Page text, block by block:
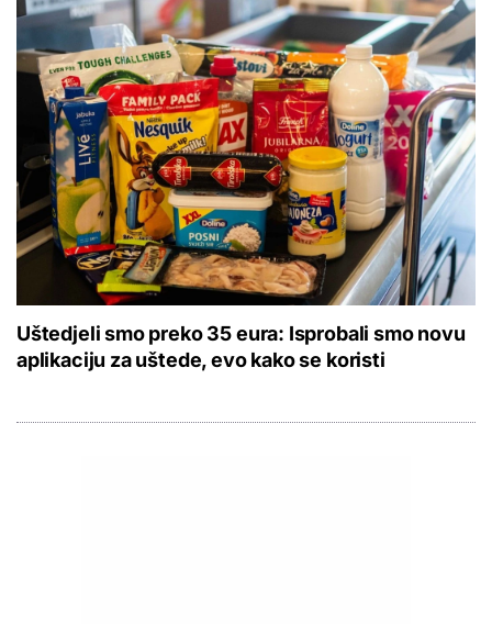
Uštedjeli smo preko 35 eura: Isprobali smo novu
aplikaciju za uštede, evo kako se koristi